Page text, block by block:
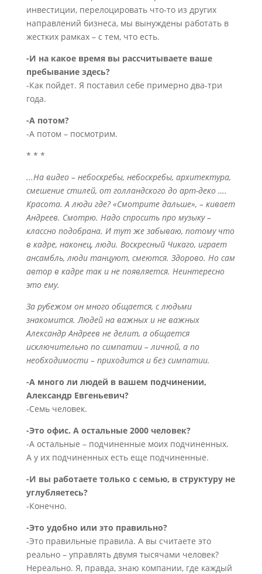
инвестиции, перелоцировать что-то из других
направлений бизнеса, мы вынуждены работать в
жестких рамках – с тем, что есть.
-И на какое время вы рассчитываете ваше
пребывание здесь?
-Как пойдет. Я поставил себе примерно два-три
года.
-А потом?
-А потом – посмотрим.
* * *
...На видео – небоскребы, небоскребы, архитектура,
смешение стилей, от голландского до арт-деко ….
Красота. А люди где? «Смотрите дальше», – кивает
Андреев. Смотрю. Надо спросить про музыку –
классно подобрана. И тут же забываю, потому что
в кадре, наконец, люди. Воскресный Чикаго, играет
ансамбль, люди танцуют, смеются. Здорово. Но сам
автор в кадре так и не появляется. Неинтересно
это ему.
За рубежом он много общается, с людьми
знакомится. Людей на важных и не важных
Александр Андреев не делит, а общается
исключительно по симпатии – личной, а по
необходимости – приходится и без симпатии.
-А много ли людей в вашем подчинении,
Александр Евгеньевич?
-Семь человек.
-Это офис. А остальные 2000 человек?
-А остальные – подчиненные моих подчиненных.
А у их подчиненных есть еще подчиненные.
-И вы работаете только с семью, в структуру не
углубляетесь?
-Конечно.
-Это удобно или это правильно?
-Это правильные правила. А вы считаете это
реально – управлять двумя тысячами человек?
Нереально. Я, правда, знаю компании, где каждый